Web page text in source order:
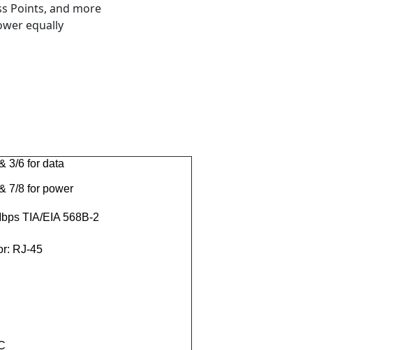
Points, and more
equally
3/6 for data
7/8 for power
TIA/EIA 568B-2
RJ-45